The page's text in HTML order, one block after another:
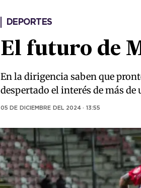
DEPORTES
El futuro de
En la dirigencia saben que
despertado el interés de más de
05 DE DICIEMBRE DEL 2024 · 13:55